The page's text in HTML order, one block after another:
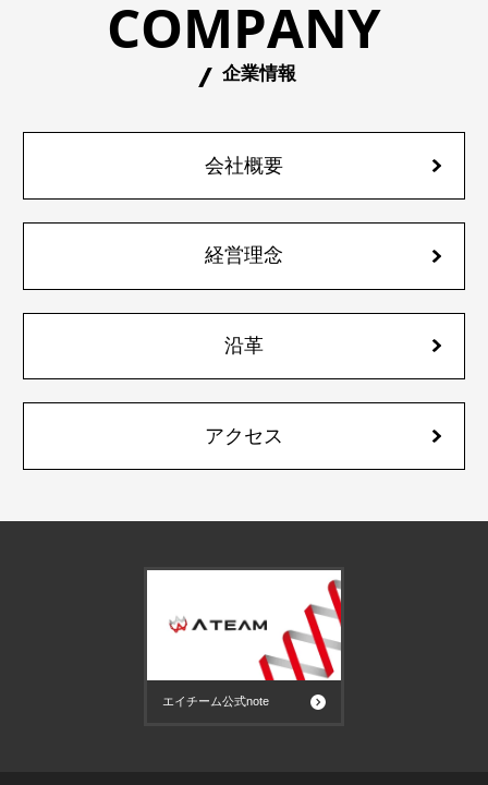
COMPANY
企業情報
会社概要
経営理念
沿革
アクセス
エイチーム公式note